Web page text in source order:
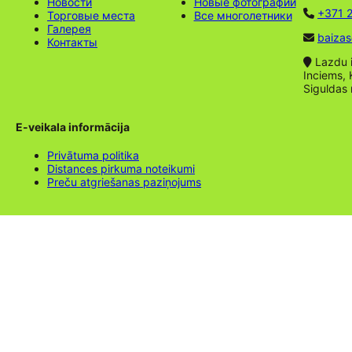
Торговые места
Галерея
Контакты
Все многолетники
+371
Lazdu
Inciems,
Siguldas
E-veikala informācija
Privātuma politika
Distances pirkuma noteikumi
Preču atgriešanas paziņojums